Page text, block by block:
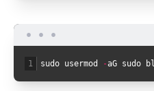
1 sudo usermod -aG sudo